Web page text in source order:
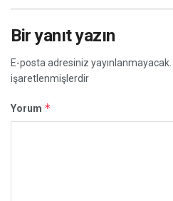
Bir yanıt yazın
E-posta adresiniz yayınlanmayacak.
işaretlenmişlerdir
Yorum *